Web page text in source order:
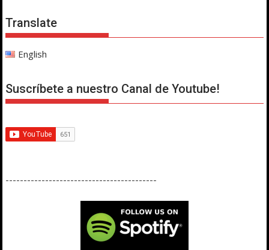
Translate
English
Suscríbete a nuestro Canal de Youtube!
------------------------------------------